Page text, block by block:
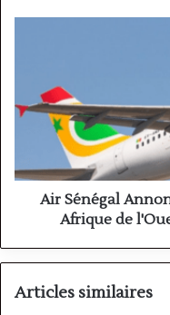
Nouvelles
Liaisons
Afrique
de
l'Ouest
2024/2025
Air Sénégal
Afrique de
Articles similaires